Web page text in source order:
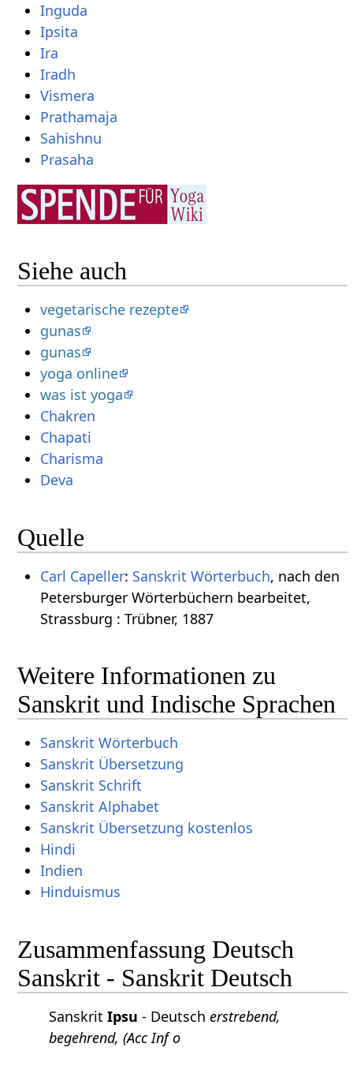
Inguda
Ipsita
Ira
Iradh
Vismera
Prathamaja
Sahishnu
Prasaha
Siehe auch
vegetarische rezepte
gunas
gunas
yoga online
was ist yoga
Chakren
Chapati
Charisma
Deva
Quelle
Carl Capeller: Sanskrit Wörterbuch, nach den
Petersburger Wörterbüchern bearbeitet,
Strassburg : Trübner, 1887
Weitere Informationen zu
Sanskrit und Indische Sprachen
Sanskrit Wörterbuch
Sanskrit Übersetzung
Sanskrit Schrift
Sanskrit Alphabet
Sanskrit Übersetzung kostenlos
Hindi
Indien
Hinduismus
Zusammenfassung Deutsch
Sanskrit - Sanskrit Deutsch
SanskritIpsu - Deutscherstrebend,
begehrend, (Acc Inf o